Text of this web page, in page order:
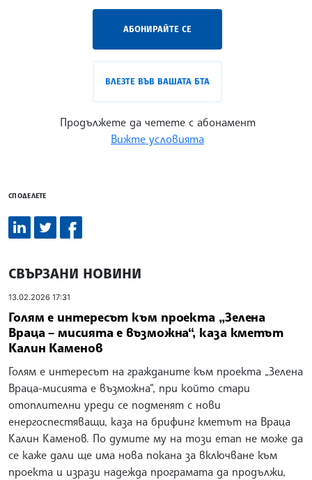
АБОНИРАЙТЕ СЕ
ВЛЕЗТЕ ВЪВ ВАШАТА БТА
Продължете да четете с абонамент
Вижте условията
СПОДЕЛЕТЕ
СВЪРЗАНИ НОВИНИ
13.02.2026 17:31
Голям е интересът към проекта „Зелена
Враца – мисията е възможна“, каза кметът
Калин Каменов
Голям е интересът на гражданите към проекта „Зелена
Враца-мисията е възможна“, при който стари
отоплителни уреди се подменят с нови
енергоспестяващи, каза на брифинг кметът на Враца
Калин Каменов. По думите му на този етап не може да
се каже дали ще има нова покана за включване към
проекта и изрази надежда програмата да продължи,